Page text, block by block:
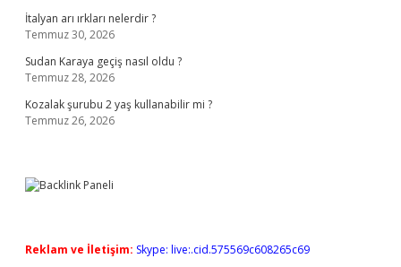
İtalyan arı ırkları nelerdir ?
Temmuz 30, 2026
Sudan Karaya geçiş nasıl oldu ?
Temmuz 28, 2026
Kozalak şurubu 2 yaş kullanabilir mi ?
Temmuz 26, 2026
Reklam ve İletişim: Skype: live:.cid.575569c608265c69